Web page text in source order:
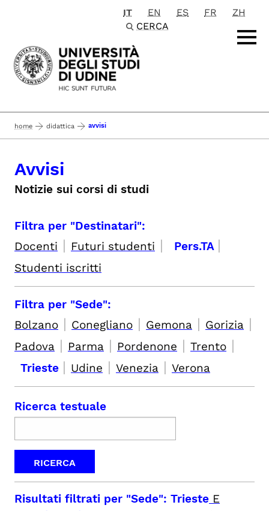
Passa al contenuto principale
IT EN ES FR
ZH
CERCA
home didattica avvisi
Avvisi
Notizie sui corsi di studi
Filtra per "Destinatari":
Docenti | Futuri studenti | Pers.TA |
Studenti iscritti
Filtra per "Sede":
Bolzano | Conegliano | Gemona | Gorizia |
Padova | Parma | Pordenone | Trento |
Trieste | Udine | Venezia | Verona
Ricerca testuale
Risultati filtrati per "Sede": Trieste E